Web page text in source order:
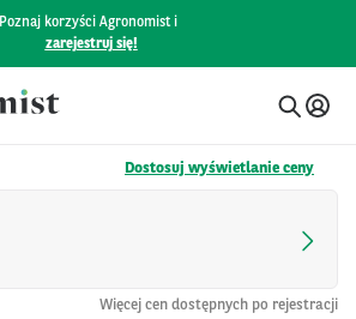
Poznaj korzyści Agronomist i
zarejestruj się!
Dostosuj wyświetlanie ceny
Więcej cen dostępnych po rejestracji